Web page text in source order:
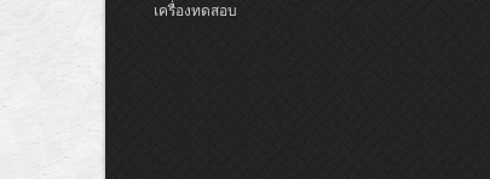
เครื่องทดสอบ